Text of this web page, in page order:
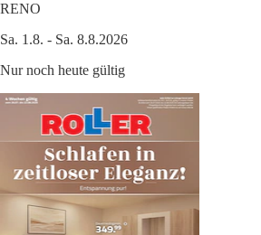
RENO
Sa. 1.8. - Sa. 8.8.2026
Nur noch heute gültig